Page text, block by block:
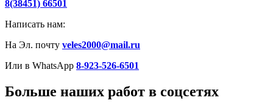
8(38451) 66501
Написать нам:
На Эл. почту veles2000@mail.ru
Или в WhatsApp 8-923-526-6501
Больше наших работ в соцсетях